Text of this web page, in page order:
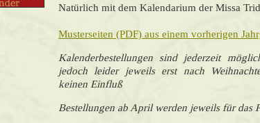
Natürlich mit dem Kalendarium der Missa
Musterseiten (PDF) aus einem vorherigen
Kalenderbestellungen sind jederzeit
jedoch leider jeweils erst nach
keinen Einfluß
Bestellungen ab April werden jeweils für das